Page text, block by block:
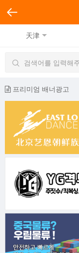
天津
프리미엄 배너광고